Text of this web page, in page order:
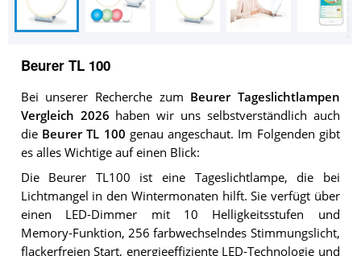
Beurer TL 100
Bei unserer Recherche zum Beurer Tageslichtlampen
Vergleich 2026 haben wir uns selbstverständlich auch
die Beurer TL 100 genau angeschaut. Im Folgenden gibt
es alles Wichtige auf einen Blick:
Die Beurer TL100 ist eine Tageslichtlampe, die bei
Lichtmangel in den Wintermonaten hilft. Sie verfügt über
einen LED-Dimmer mit 10 Helligkeitsstufen und
Memory-Funktion, 256 farbwechselndes Stimmungslicht,
flackerfreien Start, energieeffiziente LED-Technologie und